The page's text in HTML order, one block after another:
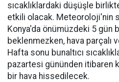
sıcaklıklardaki düşüşle
etkili olacak. Meteoroloji'nin
Konya'da önümüzdeki 5 gün
beklenmezken, hava parçalı
Hafta sonu bunaltıcı
pazartesi gününden itibaren
bir hava hissedilecek.